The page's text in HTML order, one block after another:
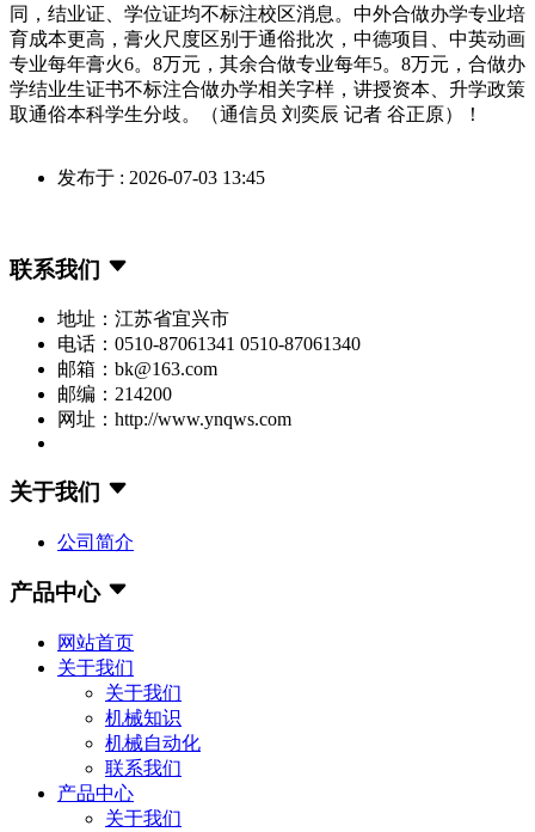
同，结业证、学位证均不标注校区消息。中外合做办学专业培
育成本更高，膏火尺度区别于通俗批次，中德项目、中英动画
专业每年膏火6。8万元，其余合做专业每年5。8万元，合做办
学结业生证书不标注合做办学相关字样，讲授资本、升学政策
取通俗本科学生分歧。（通信员 刘奕辰 记者 谷正原）！
发布于 : 2026-07-03 13:45
联系我们
地址：江苏省宜兴市
电话：0510-87061341 0510-87061340
邮箱：bk@163.com
邮编：214200
网址：http://www.ynqws.com
关于我们
公司简介
产品中心
网站首页
关于我们
关于我们
机械知识
机械自动化
联系我们
产品中心
关于我们